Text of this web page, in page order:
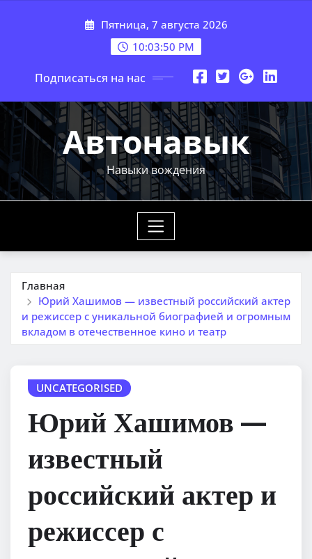
Пятница, 7 августа 2026
10:03:51 PM
Подписаться на нас
Автонавык
Навыки вождения
Главная
Юрий Хашимов — известный российский актер
и режиссер с уникальной биографией и огромным
вкладом в отечественное кино и театр
UNCATEGORISED
Юрий Хашимов —
известный
российский актер и
режиссер с